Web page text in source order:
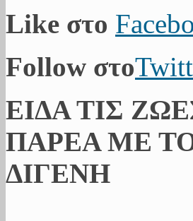
Like στο
Follow στο
ΕΙΔΑ ΤΙΣ
ΠΑΡΕΑ ΜΕ
ΔΙΓΕΝΗ